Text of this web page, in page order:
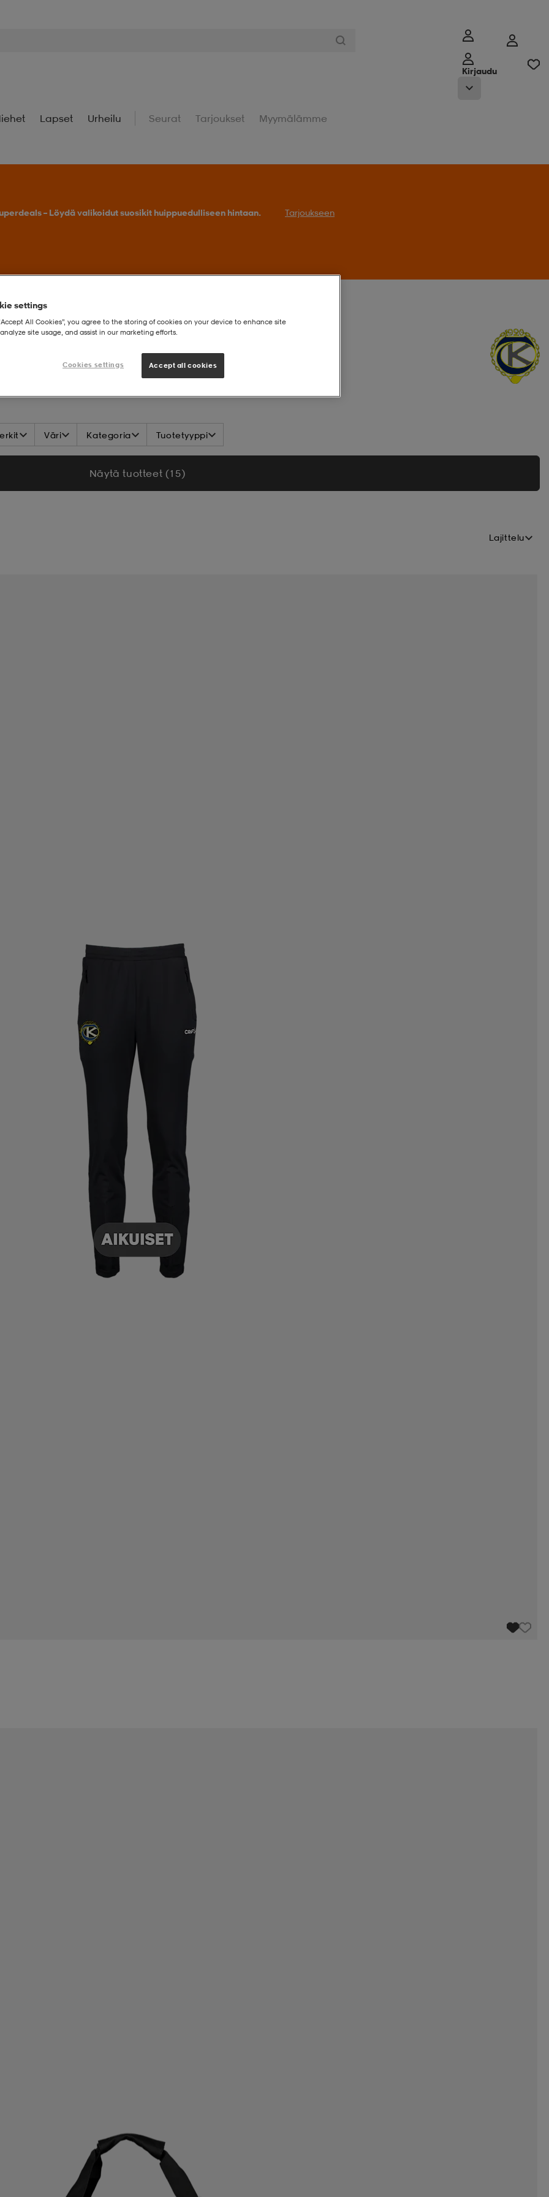
Kirjaudu
Lapset Urheilu Seurat Tarjoukset Myymälämme
– Löydä valikoidut suosikit huippuedulliseen hintaan. Tarjoukseen
Väri Kategoria Tuotetyyppi
Näytä tuotteet (15)
Lajittelu
settings
All Cookies”, you agree to the storing of cookies on your device to enhance site
site usage, and assist in our marketing efforts.
Cookies settings Accept all cookies